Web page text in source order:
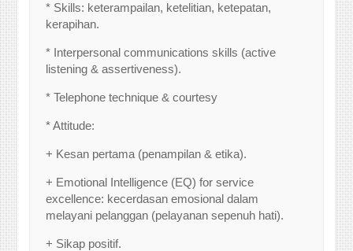
* Skills: keterampailan, ketelitian, ketepatan,
kerapihan.
* Interpersonal communications skills (active
listening & assertiveness).
* Telephone technique & courtesy
* Attitude:
+ Kesan pertama (penampilan & etika).
+ Emotional Intelligence (EQ) for service
excellence: kecerdasan emosional dalam
melayani pelanggan (pelayanan sepenuh hati).
+ Sikap positif.